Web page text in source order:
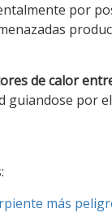
por
de calor
guiandose por
más